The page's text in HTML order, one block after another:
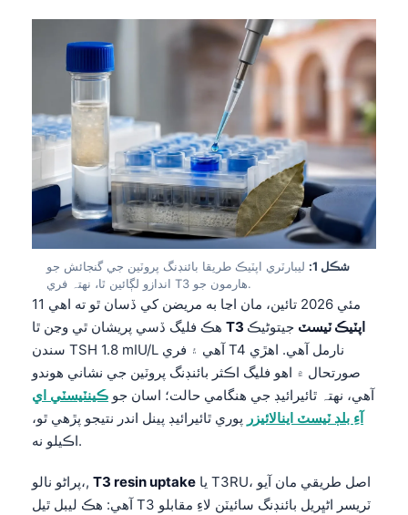
شڪل 1:
ليبارٽري اپٽيڪ طريقا بائنڊنگ پروٽين جي گنجائش جو
اندازو لڳائين ٿا، نه⁠تہ فري T3 هارمون جو.
11 مئي 2026 تائين، مان اڃا به مريضن کي ڏسان ٿو ته اهي
T3 اپٽيڪ ٽيسٽ جيتوڻيڪ
سندن TSH 1.8 mIU/L آهي ۽ فري T4 نارمل آهي. اهڙي
صورتحال ۾ اهو فليگ اڪثر بائنڊنگ پروٽين جي نشاني هوندو
آهي، نه⁠تہ ٿائيرائيڊ جي هنگامي حالت؛ اسان جو ڪينٽيسٽي اي
آءِ بلڊ ٽيسٽ اينالائيزر پوري ٿائيرائيڊ پينل اندر نتيجو پڙهي ٿو،
اڪيلو نه.
پراڻو نالو،, T3 resin uptake
آهي: هڪ ليبل ٿيل T3 ٽريسر اڻڀريل بائنڊنگ سائيٽن لاءِ مقابلو